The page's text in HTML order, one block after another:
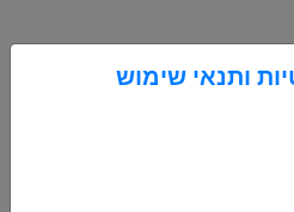
ותנאי שימוש